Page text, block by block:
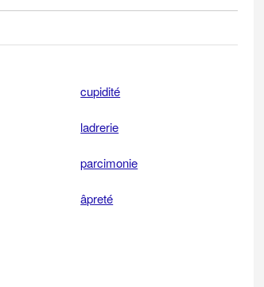
cupidité
ladrerie
parcimonie
âpreté